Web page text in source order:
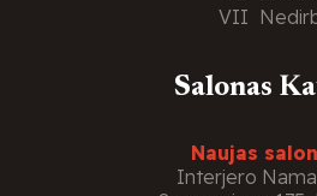
VII
Salonas
Naujas
Interjero